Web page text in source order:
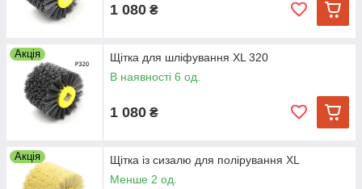
1 080 ₴
Акція
Щітка для шліфування XL 320
В наявності 6 од.
1 080 ₴
Акція
Щітка із сизалю для полірування XL
Менше 2 од.